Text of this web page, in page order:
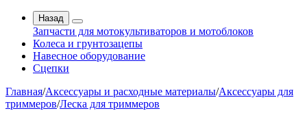
Назад
Запчасти для мотокультиваторов и мотоблоков
Колеса и грунтозацепы
Навесное оборудование
Сцепки
Главная/Аксессуары и расходные материалы/Аксессуары для
триммеров/Леска для триммеров